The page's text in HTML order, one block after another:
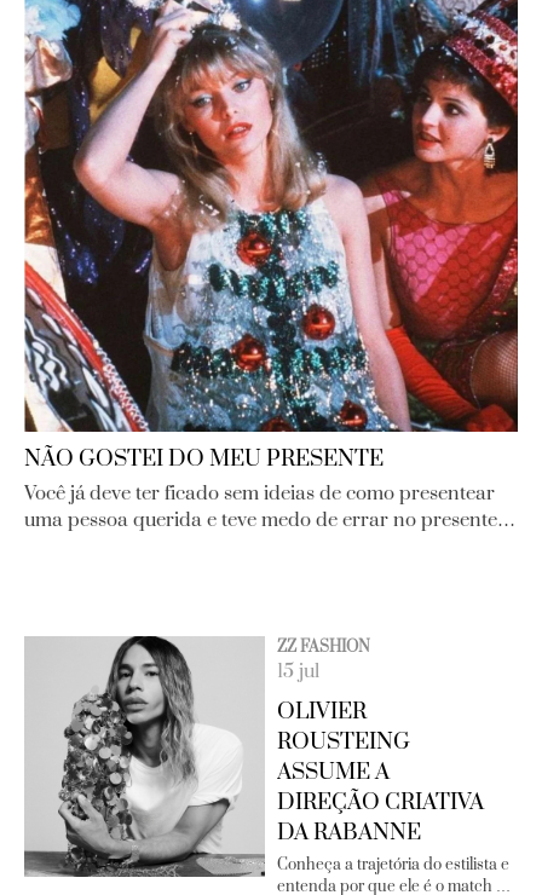
NÃO GOSTEI DO MEU PRESENTE
Você já deve ter ficado sem ideias de como presentear
uma pessoa querida e teve medo de errar no presente…
ZZ FASHION
15 jul
OLIVIER
ROUSTEING
ASSUME A
DIREÇÃO CRIATIVA
DA RABANNE
Conheça a trajetória do estilista e
entenda por que ele é o match …